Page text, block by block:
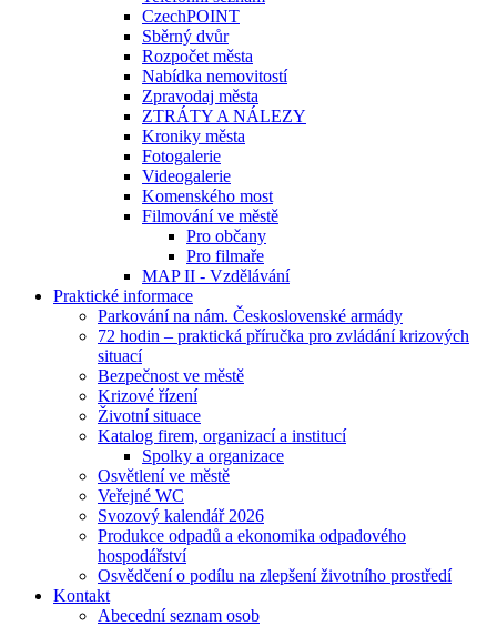
CzechPOINT
Sběrný dvůr
Rozpočet města
Nabídka nemovitostí
Zpravodaj města
ZTRÁTY A NÁLEZY
Kroniky města
Fotogalerie
Videogalerie
Komenského most
Filmování ve městě
Pro občany
Pro filmaře
MAP II - Vzdělávání
Praktické informace
Parkování na nám. Československé armády
72 hodin – praktická příručka pro zvládání krizových
situací
Bezpečnost ve městě
Krizové řízení
Životní situace
Katalog firem, organizací a institucí
Spolky a organizace
Osvětlení ve městě
Veřejné WC
Svozový kalendář 2026
Produkce odpadů a ekonomika odpadového
hospodářství
Osvědčení o podílu na zlepšení životního prostředí
Kontakt
Abecední seznam osob